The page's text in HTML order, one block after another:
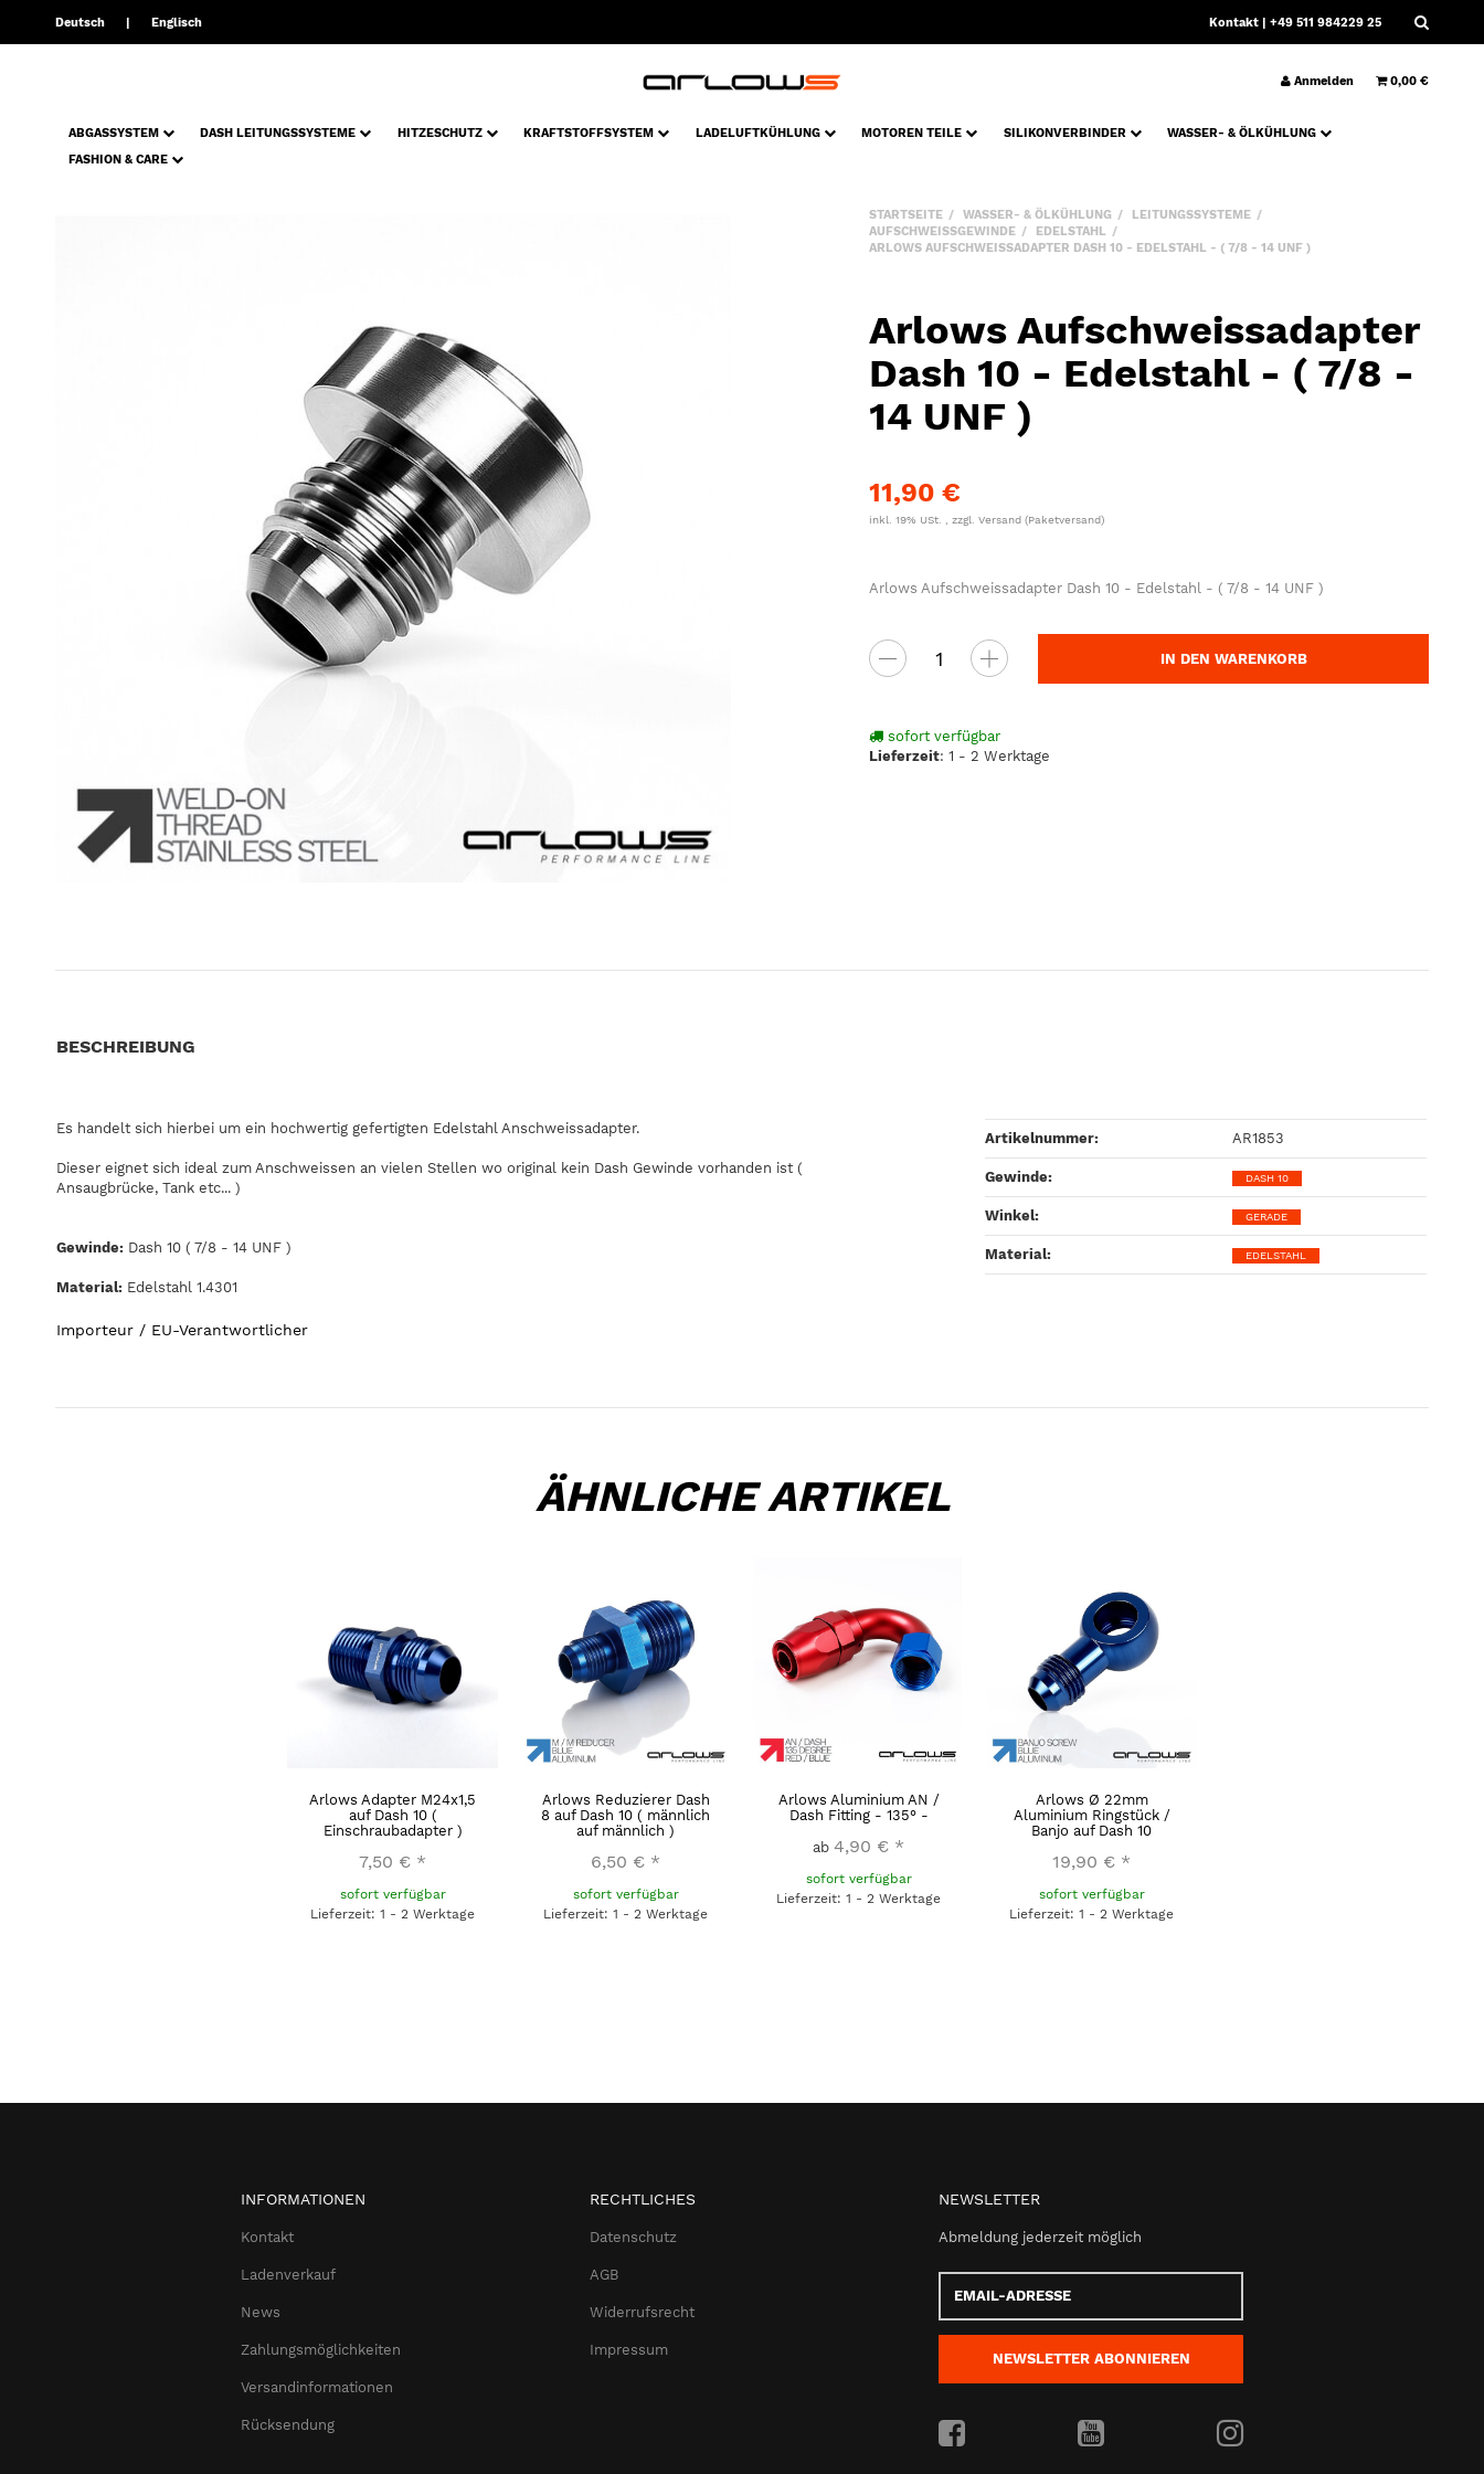
Deutsch Englisch Kontakt | +49 511 984229 25
Anmelden 0,00 €
ABGASSYSTEM DASH LEITUNGSSYSTEME HITZESCHUTZ KRAFTSTOFFSYSTEM LADELUFTKÜHLUNG MOTOREN TEILE SILIKONVERBINDER
WASSER- & ÖLKÜHLUNG
FASHION & CARE
STARTSEITE WASSER- & ÖLKÜHLUNG
LEITUNGSSYSTEME
AUFSCHWEISSGEWINDE
EDELSTAHL
ARLOWS AUFSCHWEISSADAPTER DASH 10 - EDELSTAHL - ( 7/8 - 14 UNF )
Arlows Aufschweissadapter
Dash 10 - Edelstahl - ( 7/8 -
14 UNF )
11,90 €
inkl. 19% USt. , zzgl.Versand(Paketversand)
Arlows Aufschweissadapter Dash 10 - Edelstahl - ( 7/8 - 14 UNF )
IN DEN WARENKORB
sofort verfügbar
Lieferzeit:1 - 2 Werktage
BESCHREIBUNG
Es handelt sich hierbei um ein hochwertig gefertigten Edelstahl Anschweissadapter.
Dieser eignet sich ideal zum Anschweissen an vielen Stellen wo original kein Dash Gewinde vorhanden ist (
Ansaugbrücke, Tank etc... )
Gewinde: Dash 10 ( 7/8 - 14 UNF )
Material: Edelstahl 1.4301
Artikelnummer: AR1853
Gewinde‍: DASH 10
Winkel‍: GERADE
Material‍: EDELSTAHL
Importeur / EU-Verantwortlicher
ÄHNLICHE ARTIKEL
Arlows Adapter M24x1,5
auf Dash 10 (
Einschraubadapter )
7,50 € *
sofort verfügbar
Lieferzeit: 1 - 2 Werktage
Arlows Reduzierer Dash
8 auf Dash 10 ( männlich
auf männlich )
6,50 € *
sofort verfügbar
Lieferzeit: 1 - 2 Werktage
Arlows Aluminium AN /
Dash Fitting - 135° -
ab 4,90 € *
sofort verfügbar
Lieferzeit: 1 - 2 Werktage
Arlows Ø 22mm
Aluminium Ringstück /
Banjo auf Dash 10
19,90 € *
sofort verfügbar
Lieferzeit: 1 - 2 Werktage
INFORMATIONEN
Kontakt
Ladenverkauf
News
Zahlungsmöglichkeiten
Versandinformationen
Rücksendung
RECHTLICHES
Datenschutz
AGB
Widerrufsrecht
Impressum
NEWSLETTER
Abmeldung jederzeit möglich
Adresse
NEWSLETTER ABONNIEREN